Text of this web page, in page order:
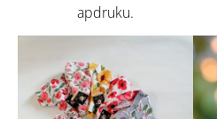
apdruku.